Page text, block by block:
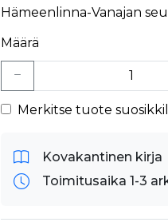
Hämeenlinna-Vanajan
Määrä
Merkitse tuote
Kovakantinen kirja
Toimitusaika 1-3